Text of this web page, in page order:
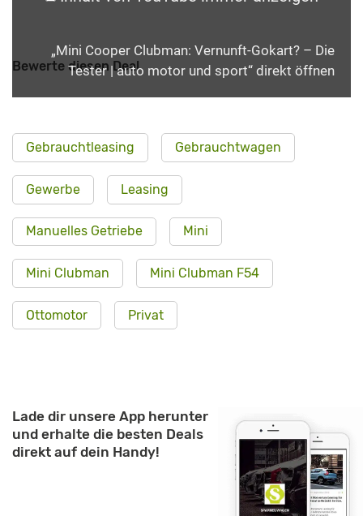
„Mini Cooper Clubman: Vernunft-Gokart? – Die
Tester | auto motor und sport“ direkt öffnen
Bewerte diesen Deal
Gebrauchtleasing Gebrauchtwagen
Gewerbe Leasing
Manuelles Getriebe Mini
Mini Clubman Mini Clubman F54
Ottomotor Privat
Lade dir unsere App herunter
und erhalte die besten Deals
direkt auf dein Handy!